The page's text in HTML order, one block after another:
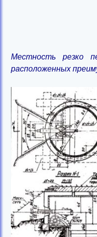
Местность резко
расположенных